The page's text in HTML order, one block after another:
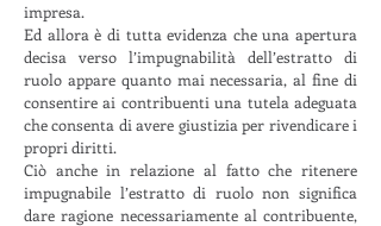
impresa.
Ed allora è di tutta evidenza che una apertura
decisa verso l’impugnabilità dell’estratto di
ruolo appare quanto mai necessaria, al fine di
consentire ai contribuenti una tutela adeguata
che consenta di avere giustizia per rivendicare i
propri diritti.
Ciò anche in relazione al fatto che ritenere
impugnabile l’estratto di ruolo non significa
dare ragione necessariamente al contribuente,